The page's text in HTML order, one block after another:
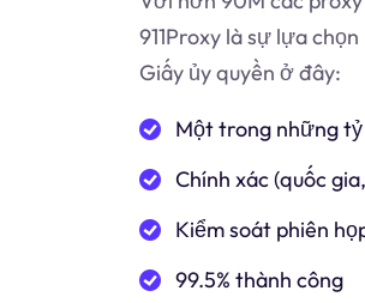
911Proxy là sự lựa
Giấy ủy quyền ở đây:
Một trong những
Chính xác (quốc
Kiểm soát phiên
99.5% thành công